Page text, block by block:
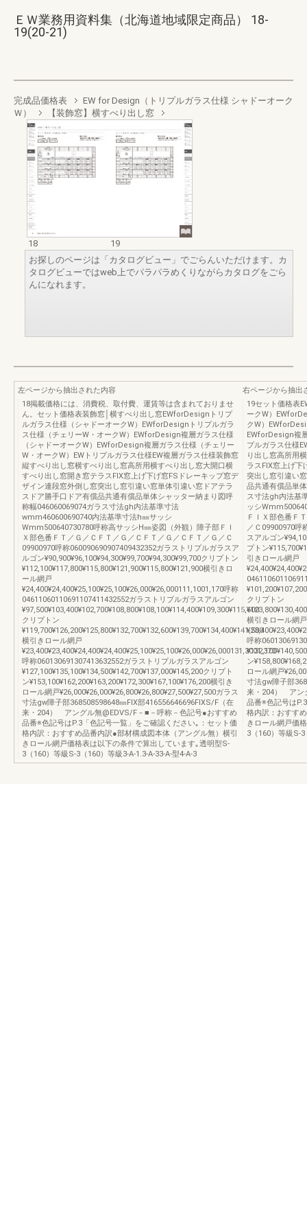
ＥＷ業務用資料集（北海道地域限定商品） 18-
19(20-21)
完成品価格表
EW for Design（トリプルガラス仕様 シャドーオーク
Ｗ）
【装飾窓】横すべり出し窓
18
19
お探しのページは「カタログビュー」でごらんいただけます。カ
タログビューではweb上でパラパラめくりながらカタログをごら
んになれます。
左ページから抽出された内容
18掲載価格には、消費税、取付費、運賃等は含まれておりませ
ん。セット価格表装飾窓│横すべり出し窓EWforDesignトリプ
ルガラス仕様（シャドーオークW）EWforDesignトリプルガラ
ス仕様（チェリーW・オークW）EWforDesign複層ガラス仕様
（シャドーオークW）EWforDesign複層ガラス仕様（チェリー
W・オークW）EWトリプルガラス仕様EW複層ガラス仕様装飾窓
縦すべり出し窓横すべり出し窓高所用横すべり出し窓大開口横
すべり出し窓開き窓テラスFIX窓上げ下げ窓FSドレーキップ窓デ
ザイン連段窓外倒し窓突出し窓引違い窓単体引違い窓ドアテラ
スドア勝手口ドア有償品共通有償品単体シャッター納まり図呼
称幅046060069074ガラス寸法gh内法基準寸法
wmm460600690740内法基準寸法h㎜サッシ
Wmm500640730780呼称高サッシH㎜姿図（外観）障子部ＦＩ
Ｘ部色番ＦＴ／Ｇ／ＣＦＴ／Ｇ／ＣＦＴ／Ｇ／ＣＦＴ／Ｇ／Ｃ
09900970呼称060090690907409432352ガラストリプルガラスア
ルゴン¥90,900¥96,100¥94,300¥99,700¥94,300¥99,700クリプトン
¥112,100¥117,800¥115,800¥121,900¥115,800¥121,900横引きロ
ール網戸
¥24,400¥24,400¥25,100¥25,100¥26,000¥26,000111,1001,170呼称
04611060110691107411432552ガラストリプルガラスアルゴン
¥97,500¥103,400¥102,700¥108,800¥108,100¥114,400¥109,300¥115,600
クリプトン
¥119,700¥126,200¥125,800¥132,700¥132,600¥139,700¥134,400¥141,500
横引きロール網戸
¥23,400¥23,400¥24,400¥24,400¥25,100¥25,100¥26,000¥26,000131,3001,370
呼称060130691307413632552ガラストリプルガラスアルゴン
¥127,100¥135,100¥134,500¥142,700¥137,000¥145,200クリプト
ン¥153,100¥162,200¥163,200¥172,300¥167,100¥176,200横引き
ロール網戸¥26,000¥26,000¥26,800¥26,800¥27,500¥27,500ガラス
寸法gw障子部368508598648㎜FIX部416556646696FIXS/F（在
来・204） アングル無@EDVS/F－■－呼称－色記号●おすすめ
品番※色記号はP.3「色記号一覧」をご確認ください｡：セット価
格内訳：おすすめ品番内訳●部材構成図本体（アングル無）横引
きロール網戸価格表は以下の条件で算出しています｡透明型S-
3（160）等級S-3（160）等級3-A-1.3-A-33-A-型4-A-3
右ページから抽出
19セット価格表
ークW）
クW）
EWforDesign複
プルガラス仕様
り出し窓高所用
ラスFIX窓上げ下
突出し窓引違い
品共通有償品単
ス寸法gh内法基
ッシ
ＦＩＸ部色番Ｆ
／Ｃ09900970呼
スアルゴン
プトン
引きロール網戸
クリプトン
横引きロール網戸
呼称
ン
ロール網戸
寸法gw障子部
来・204） アン
品番※色記号は
格内訳：おすす
きロール網戸価
3（160）等級S-3